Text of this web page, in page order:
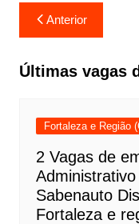
Navegação
de
Post
Anterior
Últimas vagas
Fortaleza e Região
2 Vagas de
Sabenauto
Fortaleza e